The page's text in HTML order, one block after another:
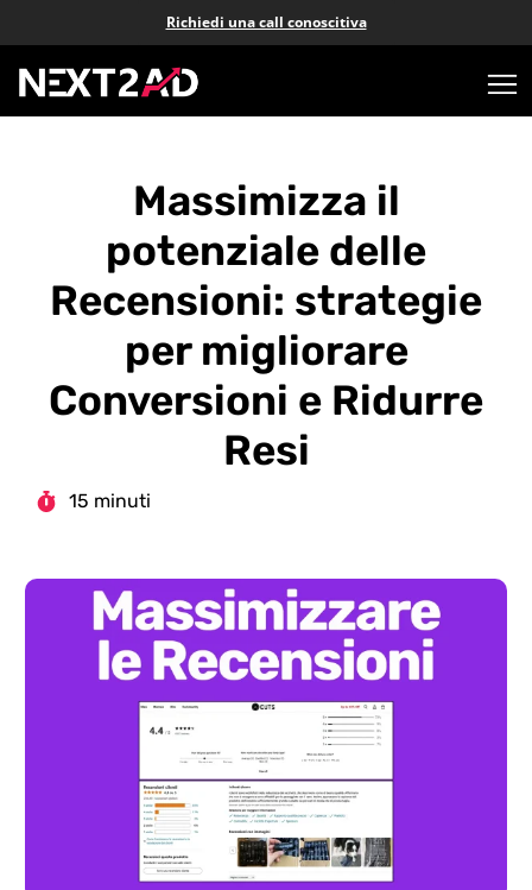
Richiedi una call conoscitiva
Massimizza il
potenziale delle
Recensioni: strategie
per migliorare
Conversioni e Ridurre
Resi
15 minuti